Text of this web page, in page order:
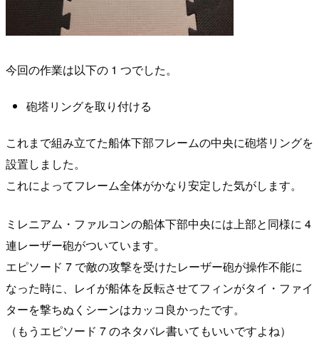
今回の作業は以下の 1 つでした。
砲塔リングを取り付ける
これまで組み立てた船体下部フレームの中央に砲塔リングを
設置しました。
これによってフレーム全体がかなり安定した気がします。
ミレニアム・ファルコンの船体下部中央には上部と同様に 4
連レーザー砲がついています。
エピソード 7 で敵の攻撃を受けたレーザー砲が操作不能に
なった時に、レイが船体を反転させてフィンがタイ・ファイ
ターを撃ちぬくシーンはカッコ良かったです。
（もうエピソード 7 のネタバレ書いてもいいですよね）